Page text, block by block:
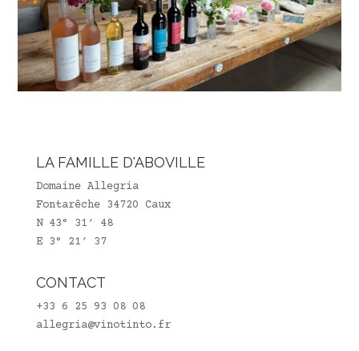
LA FAMILLE D'ABOVILLE
Domaine Allegria
Fontarêche 34720 Caux
N 43° 31′ 48
E 3° 21′ 37
CONTACT
+33 6 25 93 08 08
allegria@vinotinto.fr